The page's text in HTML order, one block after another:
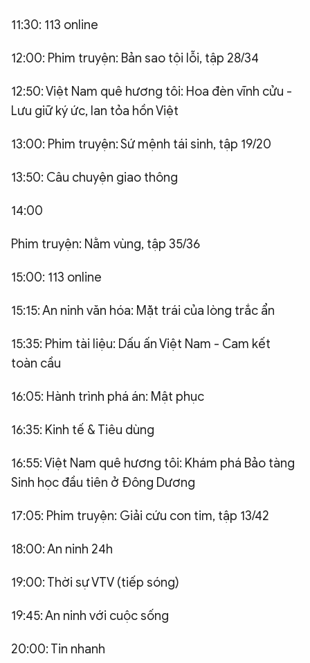
11:30: 113 online
12:00: Phim truyện: Bản sao tội lỗi, tập 28/34
12:50: Việt Nam quê hương tôi: Hoa đèn vĩnh cửu -
Lưu giữ ký ức, lan tỏa hồn Việt
13:00: Phim truyện: Sứ mệnh tái sinh, tập 19/20
13:50: Câu chuyện giao thông
14:00
Phim truyện: Nằm vùng, tập 35/36
15:00: 113 online
15:15: An ninh văn hóa: Mặt trái của lòng trắc ẩn
15:35: Phim tài liệu: Dấu ấn Việt Nam - Cam kết
toàn cầu
16:05: Hành trình phá án: Mật phục
16:35: Kinh tế & Tiêu dùng
16:55: Việt Nam quê hương tôi: Khám phá Bảo tàng
Sinh học đầu tiên ở Đông Dương
17:05: Phim truyện: Giải cứu con tim, tập 13/42
18:00: An ninh 24h
19:00: Thời sự VTV (tiếp sóng)
19:45: An ninh với cuộc sống
20:00: Tin nhanh